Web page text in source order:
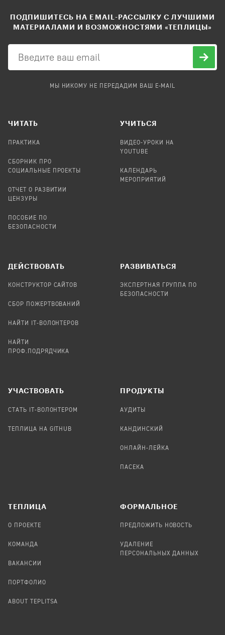
ПОДПИШИТЕСЬ НА EMAIL-РАССЫЛКУ С ЛУЧШИМИ
МАТЕРИАЛАМИ И ВОЗМОЖНОСТЯМИ «ТЕПЛИЦЫ»
МЫ НИКОМУ НЕ ПЕРЕДАДИМ ВАШ E-MAIL
ЧИТАТЬ
ПРАКТИКА
СБОРНИК ПРО
СОЦИАЛЬНЫЕ ПРОЕКТЫ
ОТЧЕТ О РАЗВИТИИ
ЦЕНЗУРЫ
ПОСОБИЕ ПО
БЕЗОПАСНОСТИ
УЧИТЬСЯ
ВИДЕО-УРОКИ НА
YOUTUBE
КАЛЕНДАРЬ
МЕРОПРИЯТИЙ
ДЕЙСТВОВАТЬ
КОНСТРУКТОР САЙТОВ
СБОР ПОЖЕРТВОВАНИЙ
НАЙТИ IT-ВОЛОНТЕРОВ
НАЙТИ
ПРОФ.ПОДРЯДЧИКА
РАЗВИВАТЬСЯ
ЭКСПЕРТНАЯ ГРУППА ПО
БЕЗОПАСНОСТИ
УЧАСТВОВАТЬ
СТАТЬ IT-ВОЛОНТЕРОМ
ТЕПЛИЦА НА GITHUB
ПРОДУКТЫ
АУДИТЫ
КАНДИНСКИЙ
ОНЛАЙН-ЛЕЙКА
ПАСЕКА
TЕПЛИЦА
О ПРОЕКТЕ
КОМАНДА
ВАКАНСИИ
ПОРТФОЛИО
ABOUT TEPLITSA
ФОРМАЛЬНОЕ
ПРЕДЛОЖИТЬ НОВОСТЬ
УДАЛЕНИЕ
ПЕРСОНАЛЬНЫХ ДАННЫХ